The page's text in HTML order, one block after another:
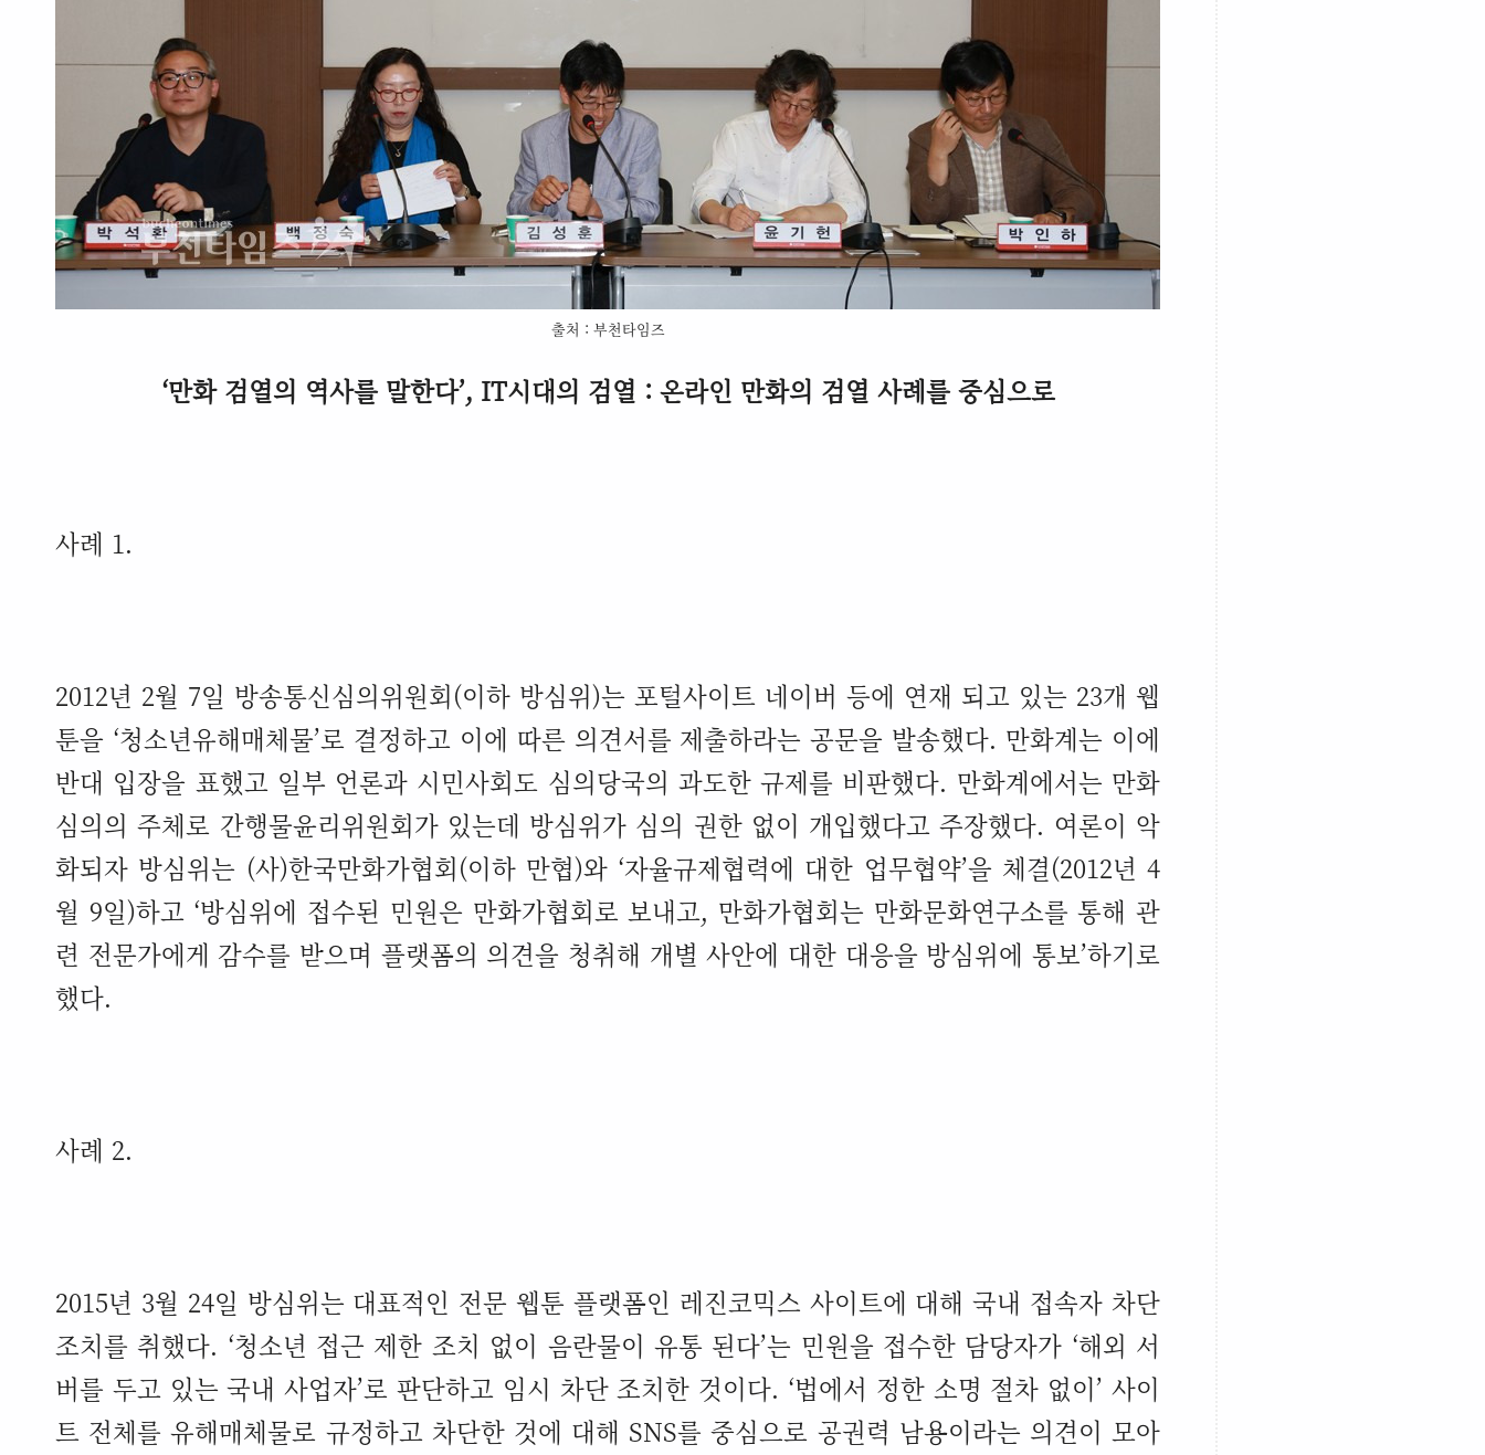
출처 : 부천타임즈
‘만화 검열의 역사를 말한다’, IT시대의 검열 : 온라인 만화의 검열 사례를 중심으로
사례 1.
2012년 2월 7일 방송통신심의위원회(이하 방심위)는 포털사이트 네이버 등에 연재 되고 있는 23개 웹
툰을 ‘청소년유해매체물’로 결정하고 이에 따른 의견서를 제출하라는 공문을 발송했다. 만화계는 이에
반대 입장을 표했고 일부 언론과 시민사회도 심의당국의 과도한 규제를 비판했다. 만화계에서는 만화
심의의 주체로 간행물윤리위원회가 있는데 방심위가 심의 권한 없이 개입했다고 주장했다. 여론이 악
화되자 방심위는 (사)한국만화가협회(이하 만협)와 ‘자율규제협력에 대한 업무협약’을 체결(2012년 4
월 9일)하고 ‘방심위에 접수된 민원은 만화가협회로 보내고, 만화가협회는 만화문화연구소를 통해 관
련 전문가에게 감수를 받으며 플랫폼의 의견을 청취해 개별 사안에 대한 대응을 방심위에 통보’하기로
했다.
사례 2.
2015년 3월 24일 방심위는 대표적인 전문 웹툰 플랫폼인 레진코믹스 사이트에 대해 국내 접속자 차단
조치를 취했다. ‘청소년 접근 제한 조치 없이 음란물이 유통 된다’는 민원을 접수한 담당자가 ‘해외 서
버를 두고 있는 국내 사업자’로 판단하고 임시 차단 조치한 것이다. ‘법에서 정한 소명 절차 없이’사이
트 전체를 유해매체물로 규정하고 차단한 것에 대해 SNS를 중심으로 공권력 남용이라는 의견이 모아